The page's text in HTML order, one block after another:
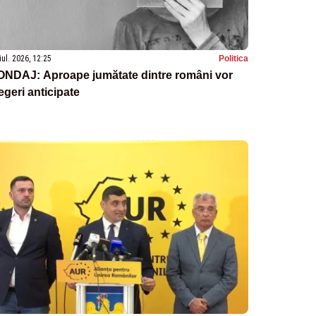
2026, 12:25 Politica
Aproape jumătate dintre români vor
anticipate